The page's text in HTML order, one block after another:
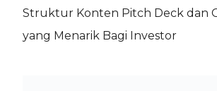
Struktur Konten Pitch Deck dan
yang Menarik Bagi Investor